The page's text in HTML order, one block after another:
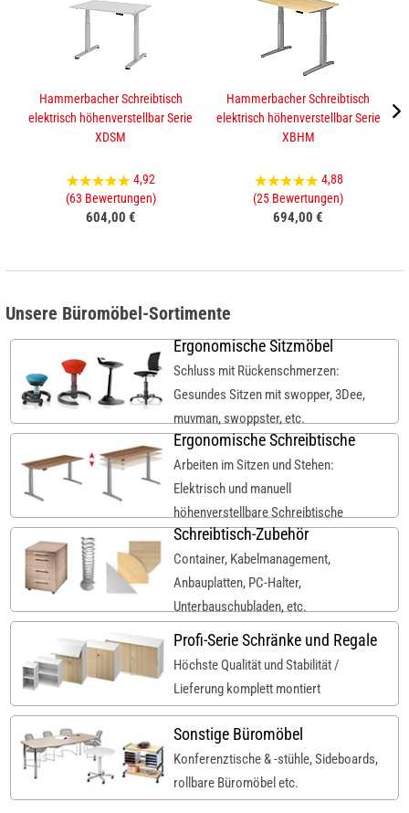
Hammerbacher Schreibtisch
elektrisch höhenverstellbar Serie
XDSM
4,92
(63 Bewertungen)
604,00 €
Hammerbacher Schreibtisch
elektrisch höhenverstellbar Serie
XBHM
4,88
(25 Bewertungen)
694,00 €
Unsere Büromöbel-Sortimente
Ergonomische Sitzmöbel
Schluss mit Rückenschmerzen:
Gesundes Sitzen mit swopper, 3Dee,
muvman, swoppster, etc.
Ergonomische Schreibtische
Arbeiten im Sitzen und Stehen:
Elektrisch und manuell
höhenverstellbare Schreibtische
Schreibtisch-Zubehör
Container, Kabelmanagement,
Anbauplatten, PC-Halter,
Unterbauschubladen, etc.
Profi-Serie Schränke und Regale
Höchste Qualität und Stabilität /
Lieferung komplett montiert
Sonstige Büromöbel
Konferenztische & -stühle, Sideboards,
rollbare Büromöbel etc.